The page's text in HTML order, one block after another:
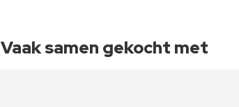
Vaak samen gekocht met